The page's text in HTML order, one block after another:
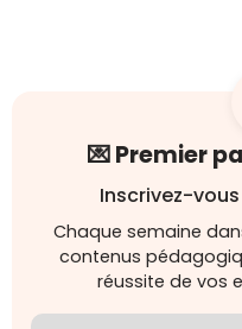
💌 Premier
Inscrivez-
Chaque semaine
contenus
réussite de vos